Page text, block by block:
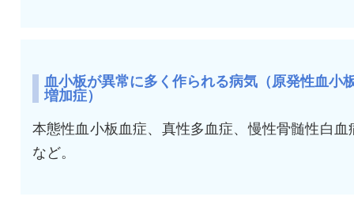
血小板が異常に多く作られる病気（原発性血小
増加症）
本態性血小板血症、真性多血症、慢性骨髄性白血
など。